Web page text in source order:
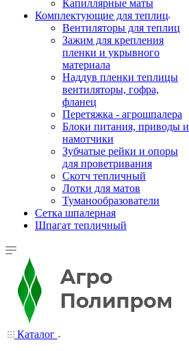
Капиллярные маты
Комплектующие для теплиц
Вентиляторы для теплиц
Зажим для крепления
пленки и укрывного
материала
Наддув пленки теплицы
вентиляторы, гофра,
фланец
Перетяжка - агрошпалера
Блоки питания, приводы и
намотчики
Зубчатые рейки и опоры
для проветривания
Скотч тепличный
Лотки для матов
Туманообразователи
Сетка шпалерная
Шпагат тепличный
Каталог